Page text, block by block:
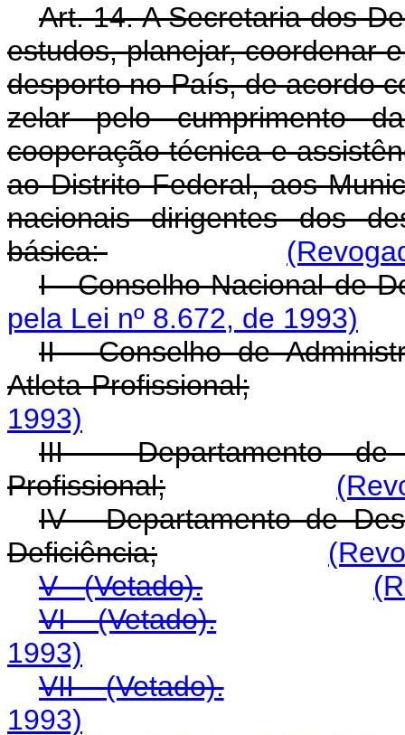
Art. 14. A Secretaria dos
estudos, planejar, coordenar
desporto no País, de acordo
zelar pelo cumprimento
cooperação técnica e
ao Distrito Federal, aos
nacionais dirigentes dos
básica:
I - Conselho Nacional de
pela Lei nº 8.672, de 1993)
II - Conselho de
Atleta Profissional;
1993)
III - Departamento de
Profissional;
IV - Departamento de
Deficiência;
V - (Vetado).
VI - (Vetado).
1993)
VII - (Vetado).
1993)